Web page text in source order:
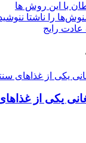
با این روش ها
را ناشتا
رایج
یکی از